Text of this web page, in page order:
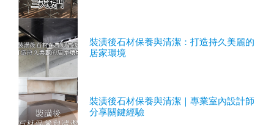
裝潢後石材保養與清潔：打造持久美麗的
居家環境
裝潢後石材保養與清潔｜專業室內設計師
分享關鍵經驗